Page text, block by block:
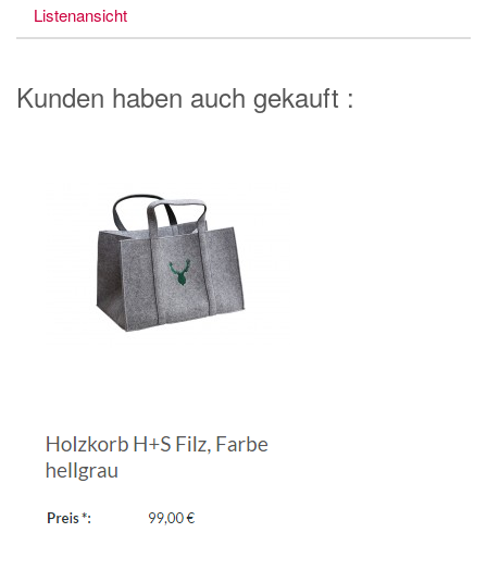
Listenansicht
Kunden haben auch gekauft :